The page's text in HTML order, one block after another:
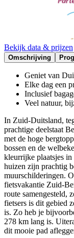
Bekijk data & prijzen
Omschrijving
Geniet van
Elke dag een
Inclusief
Veel natuur,
In Zuid-Duitsland,
prachtige deelstaat
met de hoge
bossen en de
kleurrijke plaatsjes in
huizen zijn prachtig
muurschilderingen.
fietsvakantie Zuid-
route samengesteld,
fietsers is dit gebied
is. Zo heb je
278 km lang is.
dit mooie pad